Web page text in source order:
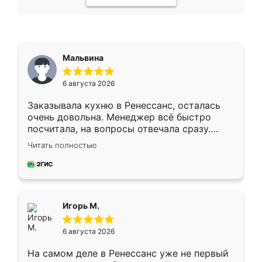
Мальвина
6 августа 2026
Заказывала кухню в Ренессанс, осталась
очень довольна. Менеджер всё быстро
посчитала, на вопросы отвечала сразу.
Замерщик приехал в субботу, подошёл к
делу со всей ответственностью. Собрали
за день, ребята работали аккуратно, даже
Читать полностью
Игорь М.
6 августа 2026
На самом деле в Ренессанс уже не первый